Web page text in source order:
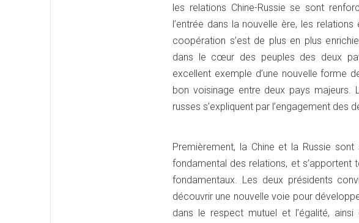
les relations Chine-Russie se sont
l’entrée dans la nouvelle ère, les
coopération s’est de plus en plus
dans le cœur des peuples des deux
excellent exemple d’une nouvelle forme
bon voisinage entre deux pays majeurs.
russes s’expliquent par l’engagement des
Premièrement, la Chine et la Russie
fondamental des relations, et s’apportent
fondamentaux. Les deux présidents
découvrir une nouvelle voie pour
dans le respect mutuel et l’égalité,